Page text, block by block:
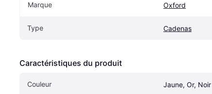
Marque Oxford
Type Cadenas
Caractéristiques du produit
Couleur Jaune, Or, Noir